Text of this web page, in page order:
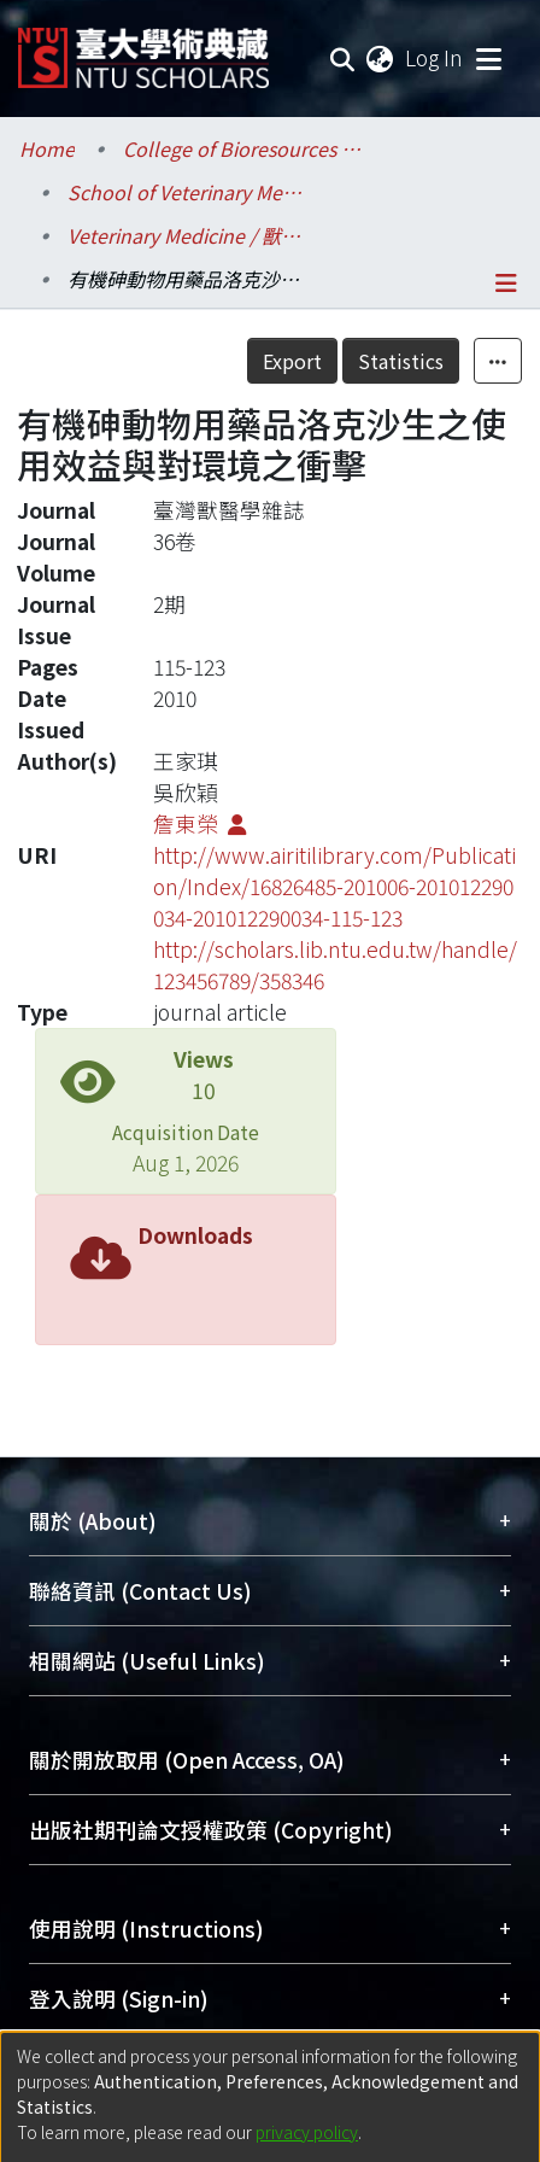
Log In
Communities & Collections
Research Outputs
Fundings & Projects
Statistics
Home
College of Bioresources and Agriculture / 生物資源暨農學院
School of Veterinary Medicine / 獸醫專業學院
Veterinary Medicine / 獸醫學系
有機砷動物用藥品洛克沙生之使用效益與對環境之衝擊
Details
Export Statistics
有機砷動物用藥品洛克沙生之使
用效益與對環境之衝擊
Journal
臺灣獸醫學雜誌
Journal
Volume
36卷
Journal
Issue
2期
Pages
115-123
Date
Issued
2010
Author(s)
王家琪
吳欣穎
詹東榮
URI
http://www.airitilibrary.com/Publicati
on/Index/16826485-201006-201012290
034-201012290034-115-123
http://scholars.lib.ntu.edu.tw/handle/
123456789/358346
Type
journal article
Views
10
Acquisition Date
Aug 1, 2026
Downloads
關於 (About) +
臺大位居世界頂尖大學之列，為永久珍藏及向國際
展現本校豐碩的研究成果及學術能量，圖書館整合
機構典藏（NTUR）與學術庫（AH）不同功能平
台，成為臺大學術典藏NTU scholars。期能整合研
成果。
To permanently archive and promote researcher
profiles and scholarly works, Library integrates the
services of “NTU Repository” with “Academic
聯絡資訊 (Contact Us) +
總館學科館員(Main Library)
醫學圖書館學科館員(Medical Library)
Sciences Library)
相關網站 (Useful Links) +
關於開放取用 (Open Access, OA) +
開放取用是從使用者角度提升資訊取用性的社會運
動，應用在學術研究上是透過將研究著作公開供使
用逐年攀升。同時可加速研究發展、提升研究影響
Archive）平台。 （點選深入了解OA）
出版社期刊論文授權政策 (Copyright) +
含部分內容的版權非匯入者所有，或由第三方贊
助與合作完成，請確認該版權所有者及第三方同
意提供此授權。
Please represent that the submission is your
original work, and that you have the right to
grant the rights to upload.
若欲上傳已出版的全文電子檔，可使用
使用說明 (Instructions) +
網站簡介(Quickstart Guide)
使用手冊(Instruction Manual)
線上預約服務(Booking Service)
登入說明 (Sign-in) +
方案一：臺灣大學計算機中心帳號登入
(With C&INC Email Account)
方案二：ORCID帳號登入(With ORCID)
匯入著作 (Submission) +
方案一：定期更新ORCID者，以ID匯入
We collect and process your personal information for the following
purposes: Authentication, Preferences, Acknowledgement and
Statistics.
To learn more, please read our privacy policy.